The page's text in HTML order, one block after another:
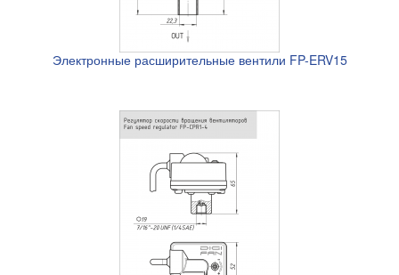
Электронные расширительные вентили FP-ERV15